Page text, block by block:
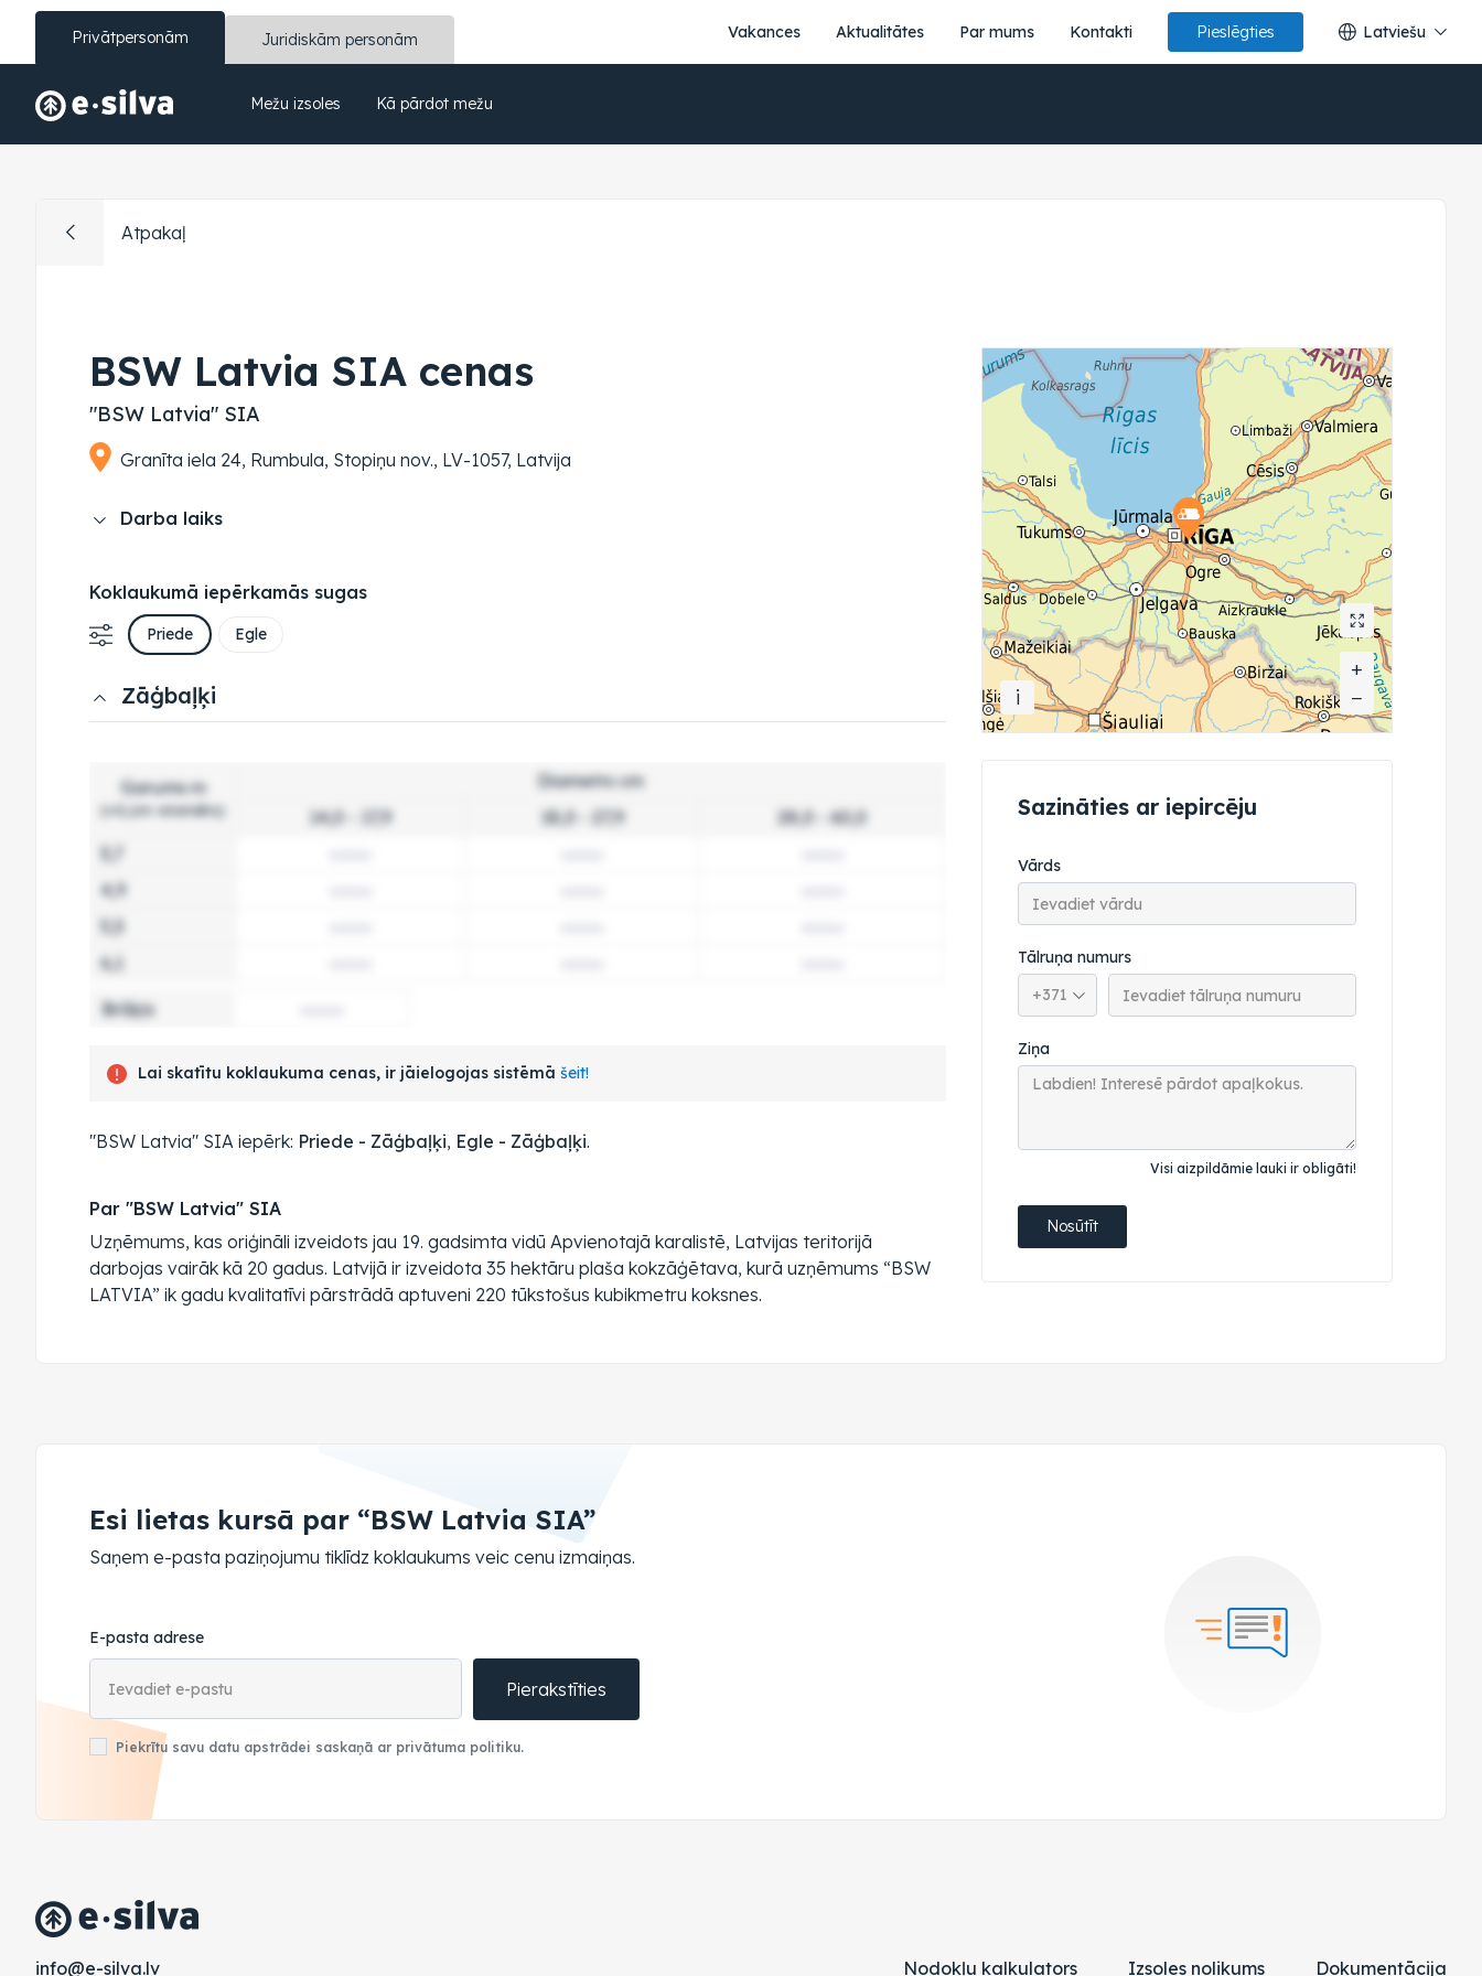
Privātpersonām Juridiskām personām Vakances Aktualitātes Par mums Kontakti Pieslēgties Latviešu
Mežu izsoles Kā pārdot mežu
Atpakaļ
BSW Latvia SIA cenas
"BSW Latvia" SIA
Granīta iela 24, Rumbula, Stopiņu nov., LV-1057, Latvija
Darba laiks
Koklaukumā iepērkamās sugas
Priede Egle
Zāģbaļķi
Garums m
(+0,1m virsmērs)
Diametrs cm
14,0 - 17,9
18,0 - 27,9
28,0 - 60,0
4,9
5,5
6,1
Brāķis
Lai skatītu koklaukuma cenas, ir jāielogojas sistēmā šeit!
"BSW Latvia" SIA iepērk: Priede - Zāģbaļķi, Egle - Zāģbaļķi.
Par "BSW Latvia" SIA
Uzņēmums, kas oriģināli izveidots jau 19. gadsimta vidū Apvienotajā karalistē, Latvijas teritorijā
darbojas vairāk kā 20 gadus. Latvijā ir izveidota 35 hektāru plaša kokzāģētava, kurā uzņēmums “BSW
LATVIA” ik gadu kvalitatīvi pārstrādā aptuveni 220 tūkstošus kubikmetru koksnes.
+
−
i
+
−
Sazināties ar iepircēju
Vārds
Tālruņa numurs
Tālruņa valsts kods
Ziņa
Visi aizpildāmie lauki ir obligāti!
Nosūtīt
Esi lietas kursā par “BSW Latvia SIA”
Saņem e-pasta paziņojumu tiklīdz koklaukums veic cenu izmaiņas.
E-pasta adrese
Pierakstīties
Piekrītu savu datu apstrādei saskaņā ar privātuma politiku.
vl.avlis-e@ofni Nodokļu kalkulators Izsoles nolikums Dokumentācija